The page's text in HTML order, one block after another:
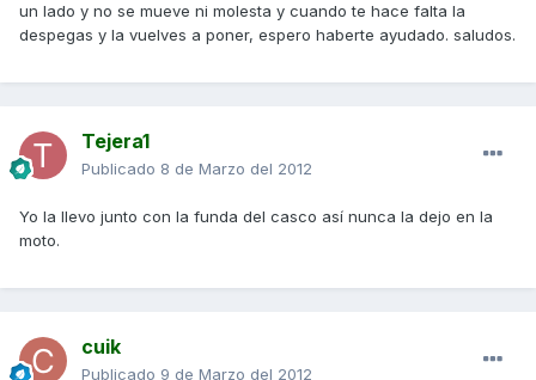
un lado y no se mueve ni molesta y cuando te hace falta la
despegas y la vuelves a poner, espero haberte ayudado. saludos.
Tejera1
Publicado 8 de Marzo del 2012
Yo la llevo junto con la funda del casco así nunca la dejo en la
moto.
cuik
Publicado 9 de Marzo del 2012